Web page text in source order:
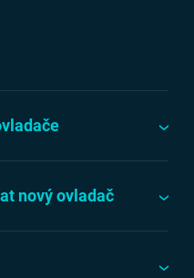
nový ovladač